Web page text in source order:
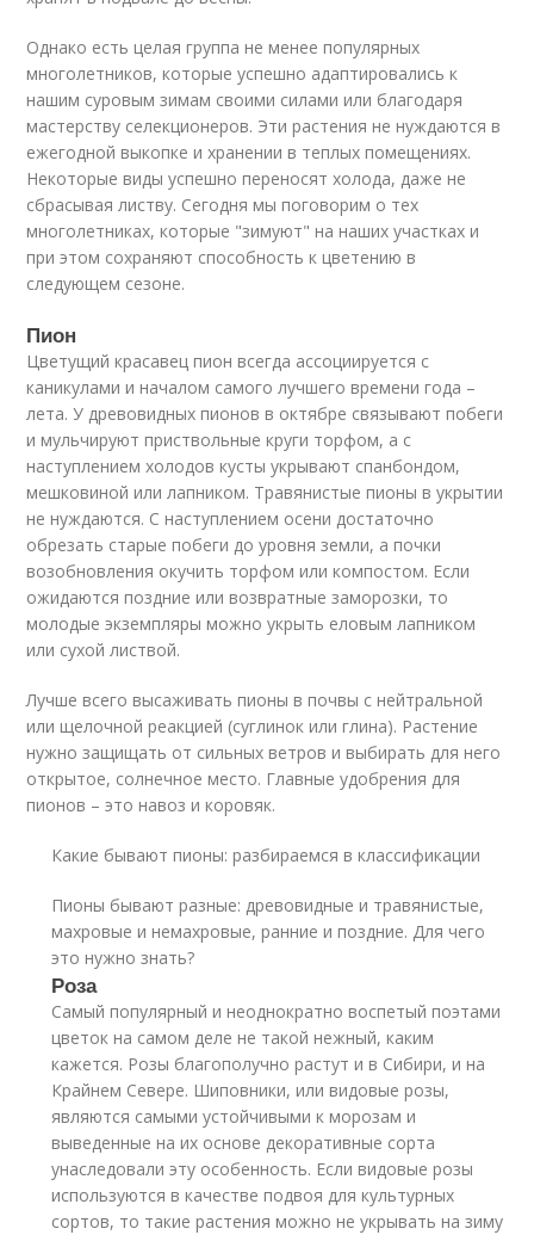
Однако есть целая группа не менее популярных
многолетников, которые успешно адаптировались к
нашим суровым зимам своими силами или благодаря
мастерству селекционеров. Эти растения не нуждаются в
ежегодной выкопке и хранении в теплых помещениях.
Некоторые виды успешно переносят холода, даже не
сбрасывая листву. Сегодня мы поговорим о тех
многолетниках, которые "зимуют" на наших участках и
при этом сохраняют способность к цветению в
следующем сезоне.
Пион
Цветущий красавец пион всегда ассоциируется с
каникулами и началом самого лучшего времени года –
лета. У древовидных пионов в октябре связывают побеги
и мульчируют приствольные круги торфом, а с
наступлением холодов кусты укрывают спанбондом,
мешковиной или лапником. Травянистые пионы в укрытии
не нуждаются. С наступлением осени достаточно
обрезать старые побеги до уровня земли, а почки
возобновления окучить торфом или компостом. Если
ожидаются поздние или возвратные заморозки, то
молодые экземпляры можно укрыть еловым лапником
или сухой листвой.
Лучше всего высаживать пионы в почвы с нейтральной
или щелочной реакцией (суглинок или глина). Растение
нужно защищать от сильных ветров и выбирать для него
открытое, солнечное место. Главные удобрения для
пионов – это навоз и коровяк.
Какие бывают пионы: разбираемся в классификации
Пионы бывают разные: древовидные и травянистые,
махровые и немахровые, ранние и поздние. Для чего
это нужно знать?
Роза
Самый популярный и неоднократно воспетый поэтами
цветок на самом деле не такой нежный, каким
кажется. Розы благополучно растут и в Сибири, и на
Крайнем Севере. Шиповники, или видовые розы,
являются самыми устойчивыми к морозам и
выведенные на их основе декоративные сорта
унаследовали эту особенность. Если видовые розы
используются в качестве подвоя для культурных
сортов, то такие растения можно не укрывать на зиму